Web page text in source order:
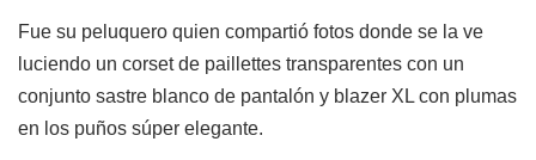
Fue su peluquero quien compartió fotos donde se la ve
luciendo un corset de paillettes transparentes con un
conjunto sastre blanco de pantalón y blazer XL con plumas
en los puños súper elegante.